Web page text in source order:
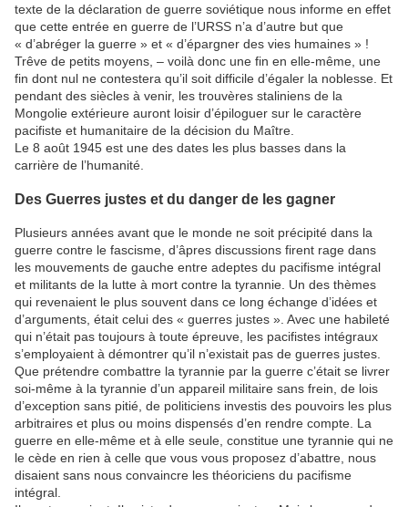
texte de la déclaration de guerre soviétique nous informe en effet
que cette entrée en guerre de l’URSS n’a d’autre but que
« d’abréger la guerre » et « d’épargner des vies humaines » !
Trêve de petits moyens, – voilà donc une fin en elle-même, une
fin dont nul ne contestera qu’il soit difficile d’égaler la noblesse. Et
pendant des siècles à venir, les trouvères staliniens de la
Mongolie extérieure auront loisir d’épiloguer sur le caractère
pacifiste et humanitaire de la décision du Maître.
Le 8 août 1945 est une des dates les plus basses dans la
carrière de l’humanité.
Des Guerres justes et du danger de les gagner
Plusieurs années avant que le monde ne soit précipité dans la
guerre contre le fascisme, d’âpres discussions firent rage dans
les mouvements de gauche entre adeptes du pacifisme intégral
et militants de la lutte à mort contre la tyrannie. Un des thèmes
qui revenaient le plus souvent dans ce long échange d’idées et
d’arguments, était celui des « guerres justes ». Avec une habileté
qui n’était pas toujours à toute épreuve, les pacifistes intégraux
s’employaient à démontrer qu’il n’existait pas de guerres justes.
Que prétendre combattre la tyrannie par la guerre c’était se livrer
soi-même à la tyrannie d’un appareil militaire sans frein, de lois
d’exception sans pitié, de politiciens investis des pouvoirs les plus
arbitraires et plus ou moins dispensés d’en rendre compte. La
guerre en elle-même et à elle seule, constitue une tyrannie qui ne
le cède en rien à celle que vous vous proposez d’abattre, nous
disaient sans nous convaincre les théoriciens du pacifisme
intégral.